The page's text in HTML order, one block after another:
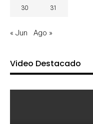
30 31
« Jun Ago »
Video Destacado